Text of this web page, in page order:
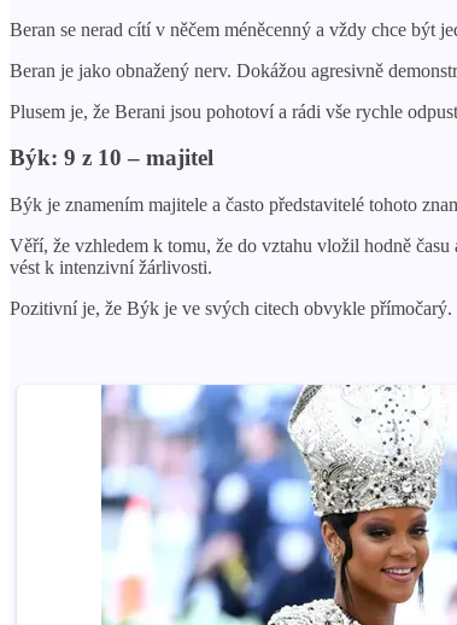
Beran se nerad cítí v něčem méněcenný a vždy chce být
Beran je jako obnažený nerv. Dokážou agresivně
Plusem je, že Berani jsou pohotoví a rádi vše rychle
Býk: 9 z 10 – majitel
Býk je znamením majitele a často představitelé tohoto
Věří, že vzhledem k tomu, že do vztahu vložil hodně
vést k intenzivní žárlivosti.
Pozitivní je, že Býk je ve svých citech obvykle přímočarý.